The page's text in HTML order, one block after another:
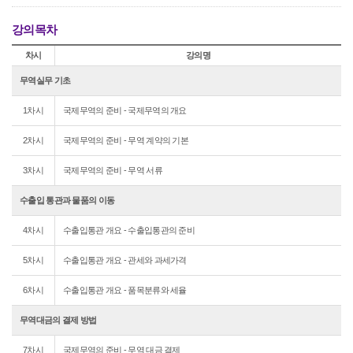
강의목차
차시 강의명
무역실무 기초
1차시 국제무역의 준비 - 국제무역의 개요
2차시 국제무역의 준비 - 무역 계약의 기본
3차시 국제무역의 준비 - 무역 서류
수출입 통관과 물품의 이동
4차시 수출입통관 개요 - 수출입통관의 준비
5차시 수출입통관 개요 - 관세와 과세가격
6차시 수출입통관 개요 - 품목분류와 세율
무역대금의 결제 방법
7차시 국제무역의 준비 - 무역 대금 결제